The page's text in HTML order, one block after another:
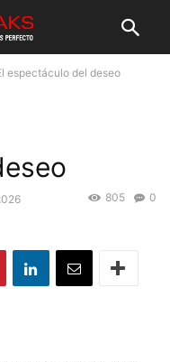
espectáculo del deseo
0
805